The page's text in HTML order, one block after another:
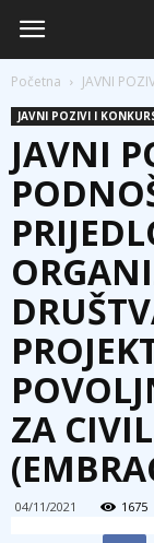
Početna JAVNI
JAVNI POZIVI I
JAVNI
ZA
04/11/2021 1675